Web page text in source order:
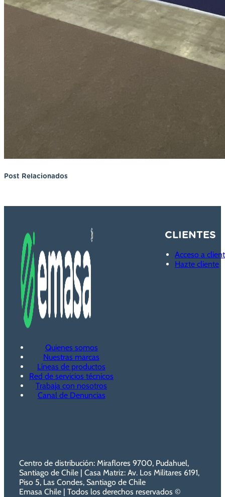
Post Relacionados
Quienes somos
Nuestras marcas
Líneas de productos
Red de servicios técnicos
Trabaja con nosotros
Canal de Denuncias
CLIENTES
Acceso a
Hazte cliente
Centro de distribución: Miraflores 9700, Pudahuel,
Santiago de Chile | Casa Matriz: Av. Los Militares 6191,
Piso 5, Las Condes, Santiago de Chile
Emasa Chile | Todos los derechos reservados ©